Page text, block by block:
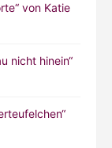
von Katie
nicht hinein“